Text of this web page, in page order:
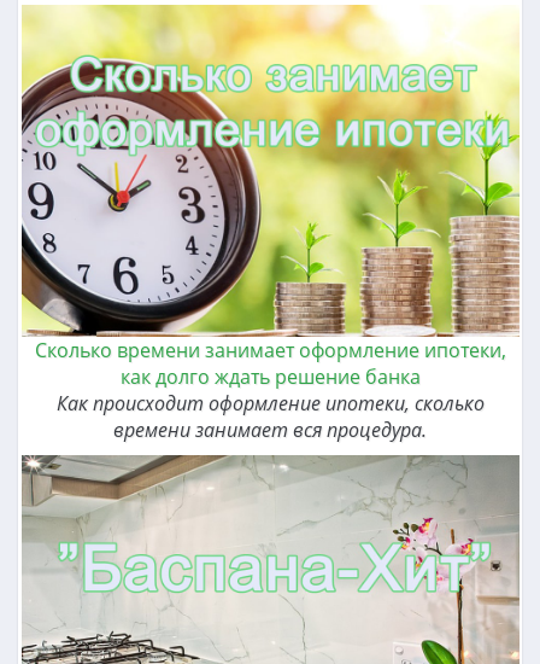
Сколько времени занимает оформление ипотеки,
как долго ждать решение банка
Как происходит оформление ипотеки, сколько
времени занимает вся процедура.